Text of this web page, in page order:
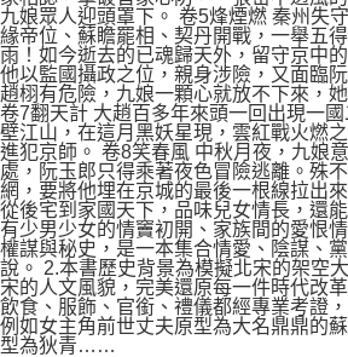
九娘眾人迎頭罩下。 卷5烽煙燃 秦州失
緣帝位、蘇瞻罷相、契丹開戰，一舉五
雨！如今逝去的已魂歸天外，留守京中
他以監國攝政之位，親身涉險，又面臨
趙栩有危險，九娘一顆心就放不下來，
卷7翻天計 大趙百多年來頭一回出現一
壁江山，在這月黑妖星現，雲紅戰火燃
進犯京師。 卷8笑春風 中秋月夜，九娘
處，阮玉郎只得乘著夜色冒險逃離。殊
網，要將他埋在京城的最後一根線拉
從後宅到家國天下，品味兒女情長，還
有少男少女的情竇初開、家族間的愛恨
權謀與秘史，是一本集合情愛、陰謀、
說。 2.本書歷史背景為模擬北宋的架空
宋的人文風貌，完美還原每一件時代改
飲食、服飾、官銜、禮儀都經專業考證
例如女主角前世丈夫原型為大名鼎鼎的
型為狄青……